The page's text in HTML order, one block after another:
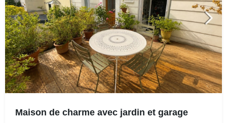
Maison de charme avec jardin et garage